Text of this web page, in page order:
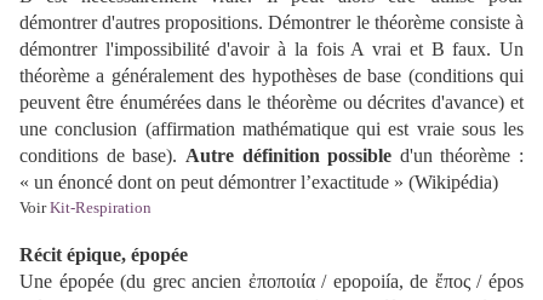
démontrer d'autres propositions. Démontrer le théorème consiste à
démontrer l'impossibilité d'avoir à la fois A vrai et B faux. Un
théorème a généralement des hypothèses de base (conditions qui
peuvent être énumérées dans le théorème ou décrites d'avance) et
une conclusion (affirmation mathématique qui est vraie sous les
conditions de base). Autre définition possible d'un théorème :
« un énoncé dont on peut démontrer l’exactitude » (Wikipédia)
VoirKit-Respiration
Récit épique, épopée
Une épopée (du grec ancien ἐποποιία / epopoiía, de ἔπος / épos